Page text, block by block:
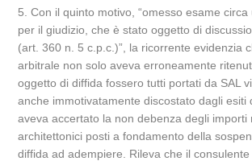
5. Con il quinto motivo, “omesso esame
per il giudizio, che è stato oggetto di
(art. 360 n. 5 c.p.c.)”, la ricorrente evidenzia
arbitrale non solo aveva erroneamente
oggetto di diffida fossero tutti portati da SAL
anche immotivatamente discostato dagli esiti
aveva accertato la non debenza degli importi
architettonici posti a fondamento della
diffida ad adempiere. Rileva che il